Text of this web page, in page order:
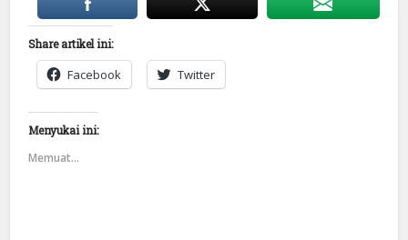
Share artikel ini:
Facebook Twitter
Menyukai ini:
Memuat...